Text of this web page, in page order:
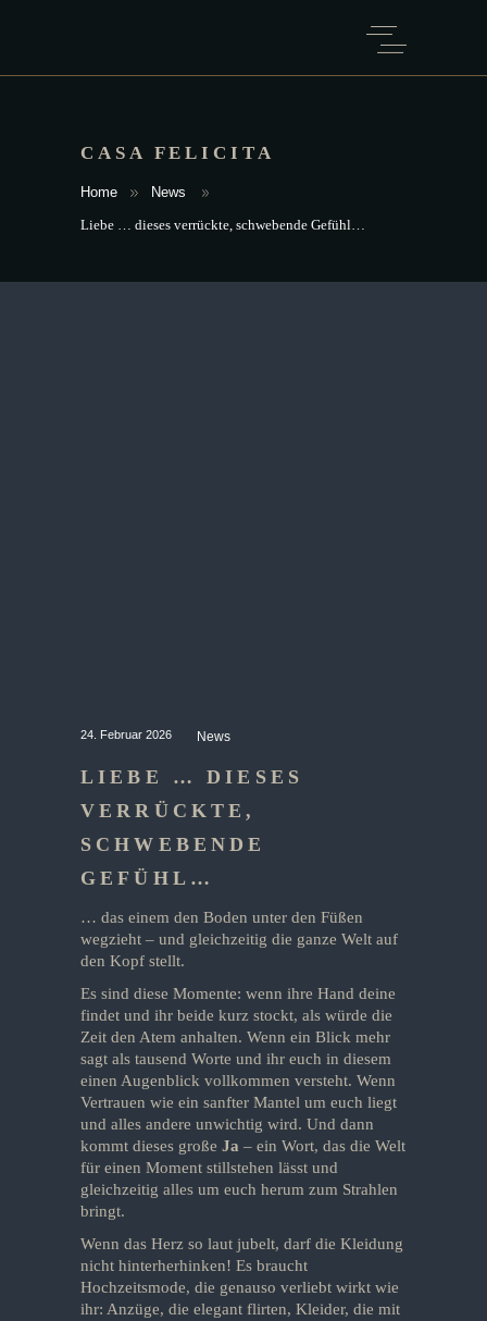
CASA FELICITA
Home News
Liebe … dieses verrückte, schwebende Gefühl…
24. Februar 2026 News
LIEBE … DIESES
VERRÜCKTE,
SCHWEBENDE
GEFÜHL…
… das einem den Boden unter den Füßen
wegzieht – und gleichzeitig die ganze Welt auf
den Kopf stellt.
Es sind diese Momente: wenn ihre Hand deine
findet und ihr beide kurz stockt, als würde die
Zeit den Atem anhalten. Wenn ein Blick mehr
sagt als tausend Worte und ihr euch in diesem
einen Augenblick vollkommen versteht. Wenn
Vertrauen wie ein sanfter Mantel um euch liegt
und alles andere unwichtig wird. Und dann
kommt dieses große Ja – ein Wort, das die Welt
für einen Moment stillstehen lässt und
gleichzeitig alles um euch herum zum Strahlen
bringt.
Wenn das Herz so laut jubelt, darf die Kleidung
nicht hinterherhinken! Es braucht
Hochzeitsmode, die genauso verliebt wirkt wie
ihr: Anzüge, die elegant flirten, Kleider, die mit